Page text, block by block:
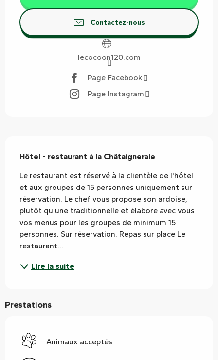
Contactez-nous
lecocoon120.com
Page Facebook
Page Instagram
Hôtel - restaurant à la Châtaigneraie
Le restaurant est réservé à la clientèle de l'hôtel
et aux groupes de 15 personnes uniquement sur
réservation. Le chef vous propose son ardoise,
plutôt qu'une traditionnelle et élabore avec vous
vos menus pour les groupes de minimum 15
personnes. Sur réservation. Repas sur place Le
restaurant...
Lire la suite
Prestations
Animaux acceptés